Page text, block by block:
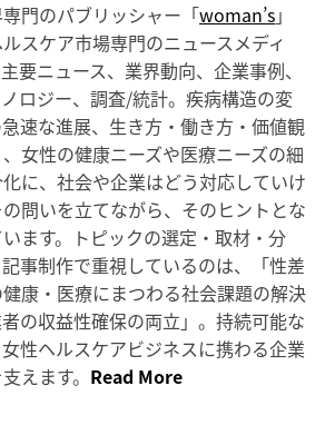
門のパブリッシャー「woman’s」
スケア市場専門のニュースメディ
要ニュース、業界動向、企業事例、
ロジー、調査/統計。疾病構造の変
速な進展、生き方・働き方・価値観
女性の健康ニーズや医療ニーズの細
に、社会や企業はどう対応していけ
問いを立てながら、そのヒントとな
ます。トピックの選定・取材・分
事制作で重視しているのは、「性差
康・医療にまつわる社会課題の解決
の収益性確保の両立」。持続可能な
性ヘルスケアビジネスに携わる企業
えます。 Read More